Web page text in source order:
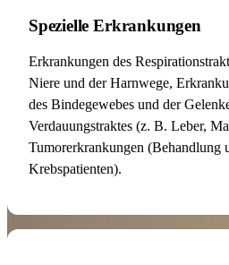
Spezielle Erkrankungen
Erkrankungen des
Niere und der Harnwege,
des Bindegewebes und der
Verdauungstraktes (z. B. Leber,
Tumorerkrankungen (Behandlung
Krebspatienten).